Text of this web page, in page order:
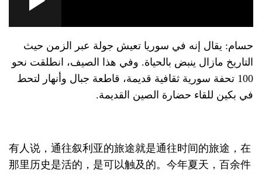
Play
:
Picture
حسام: يقال إنه في سوريا تعيش جولة عبر الزمن حيث
التاريخ مازال ينبض بالحياة. وفي هذا الصيف، انطلقت نحو
100 تحفة سورية ثقافية قديمة، قاطعة جبال وأنهار لتحط
في بكين للقاء حضارة الصين القديمة.
有人说，通往叙利亚的旅途就是通往时间的旅途，在
那里历史是活的，是可以触及的。今年夏天，百余件